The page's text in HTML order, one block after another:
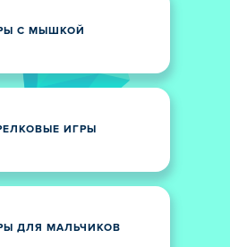
С МЫШКОЙ
ИГРЫ
ДЛЯ МАЛЬЧИКОВ